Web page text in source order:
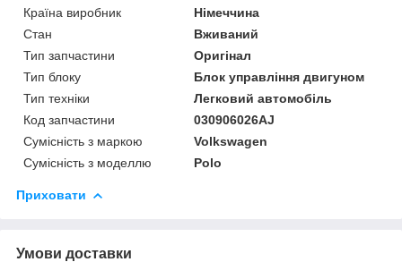
Країна виробник
Німеччина
Стан
Вживаний
Тип запчастини
Оригінал
Тип блоку
Блок управління двигуном
Тип техніки
Легковий автомобіль
Код запчастини
030906026AJ
Сумісність з маркою
Volkswagen
Сумісність з моделлю
Polo
Приховати
Умови доставки